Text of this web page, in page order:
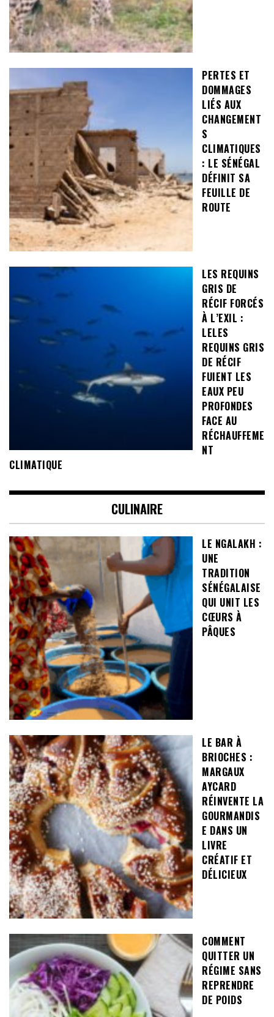
PERTES ET
DOMMAGES
LIÉS AUX
CHANGEMENT
S
CLIMATIQUES
: LE SÉNÉGAL
DÉFINIT SA
FEUILLE DE
ROUTE
LES REQUINS
GRIS DE
RÉCIF FORCÉS
À L’EXIL :
LELES
REQUINS GRIS
DE RÉCIF
FUIENT LES
EAUX PEU
PROFONDES
FACE AU
RÉCHAUFFEME
NT
CLIMATIQUE
CULINAIRE
LE NGALAKH :
UNE
TRADITION
SÉNÉGALAISE
QUI UNIT LES
CŒURS À
PÂQUES
LE BAR À
BRIOCHES :
MARGAUX
AYCARD
RÉINVENTE LA
GOURMANDIS
E DANS UN
LIVRE
CRÉATIF ET
DÉLICIEUX
COMMENT
QUITTER UN
RÉGIME SANS
REPRENDRE
DE POIDS